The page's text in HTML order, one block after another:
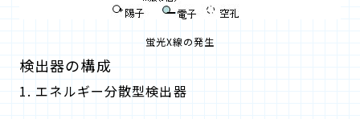
蛍光X線の発生
検出器の構成
1. エネルギー分散型検出器